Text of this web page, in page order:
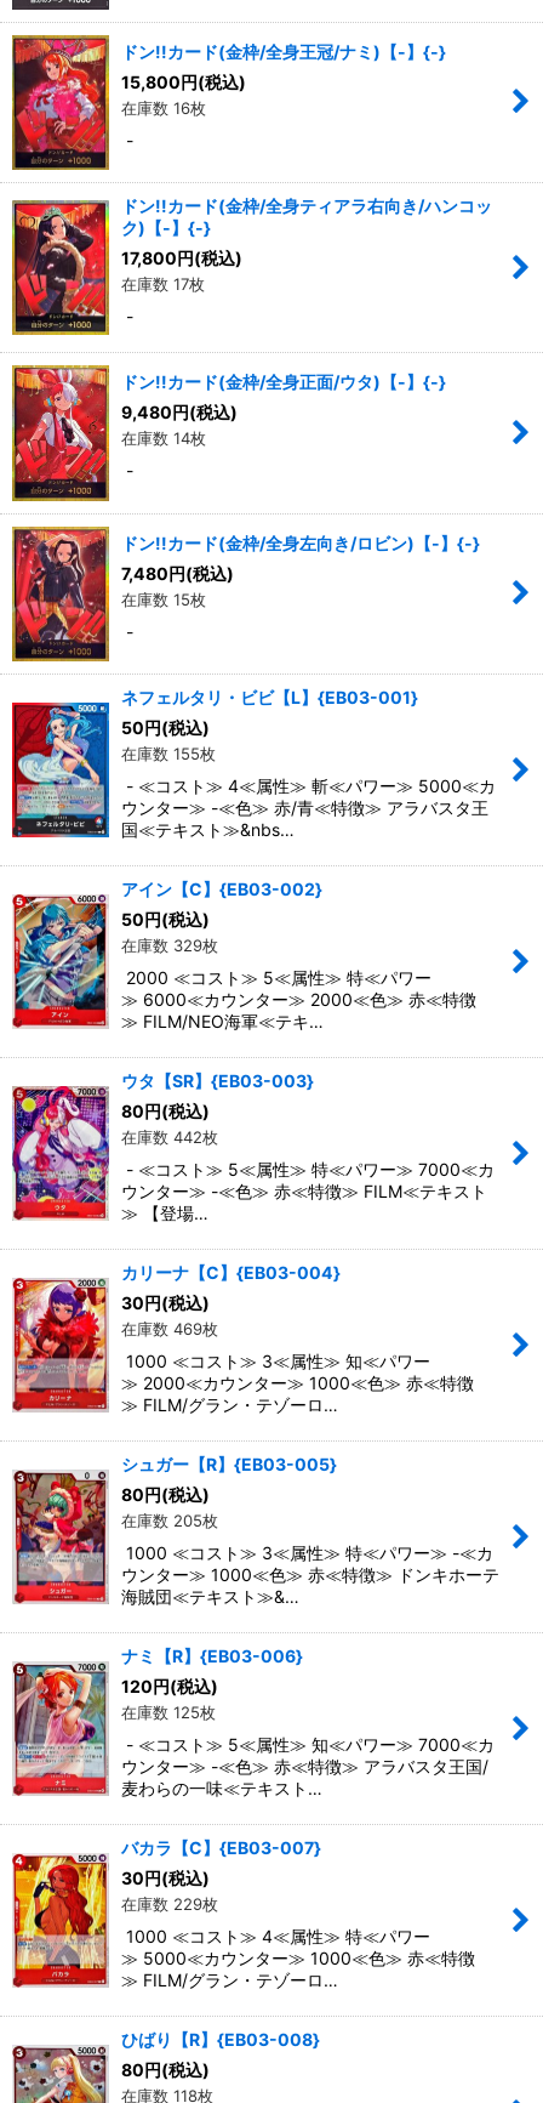
ドン!!カード(金枠/全身王冠/ナミ)【-】{-}
15,800円(税込)
在庫数 16枚
-
ドン!!カード(金枠/全身ティアラ右向き/ハンコッ
ク)【-】{-}
17,800円(税込)
在庫数 17枚
-
ドン!!カード(金枠/全身正面/ウタ)【-】{-}
9,480円(税込)
在庫数 14枚
-
ドン!!カード(金枠/全身左向き/ロビン)【-】{-}
7,480円(税込)
在庫数 15枚
-
ネフェルタリ・ビビ【L】{EB03-001}
50円(税込)
在庫数 155枚
- ≪コスト≫ 4≪属性≫ 斬≪パワー≫ 5000≪カ
ウンター≫ -≪色≫ 赤/青≪特徴≫ アラバスタ王
国≪テキスト≫&nbs…
アイン【C】{EB03-002}
50円(税込)
在庫数 329枚
2000 ≪コスト≫ 5≪属性≫ 特≪パワー
≫ 6000≪カウンター≫ 2000≪色≫ 赤≪特徴
≫ FILM/NEO海軍≪テキ…
ウタ【SR】{EB03-003}
80円(税込)
在庫数 442枚
- ≪コスト≫ 5≪属性≫ 特≪パワー≫ 7000≪カ
ウンター≫ -≪色≫ 赤≪特徴≫ FILM≪テキスト
≫ 【登場…
カリーナ【C】{EB03-004}
30円(税込)
在庫数 469枚
1000 ≪コスト≫ 3≪属性≫ 知≪パワー
≫ 2000≪カウンター≫ 1000≪色≫ 赤≪特徴
≫ FILM/グラン・テゾーロ…
シュガー【R】{EB03-005}
80円(税込)
在庫数 205枚
1000 ≪コスト≫ 3≪属性≫ 特≪パワー≫ -≪カ
ウンター≫ 1000≪色≫ 赤≪特徴≫ ドンキホーテ
海賊団≪テキスト≫&…
ナミ【R】{EB03-006}
120円(税込)
在庫数 125枚
- ≪コスト≫ 5≪属性≫ 知≪パワー≫ 7000≪カ
ウンター≫ -≪色≫ 赤≪特徴≫ アラバスタ王国/
麦わらの一味≪テキスト…
バカラ【C】{EB03-007}
30円(税込)
在庫数 229枚
1000 ≪コスト≫ 4≪属性≫ 特≪パワー
≫ 5000≪カウンター≫ 1000≪色≫ 赤≪特徴
≫ FILM/グラン・テゾーロ…
ひばり【R】{EB03-008}
80円(税込)
在庫数 118枚